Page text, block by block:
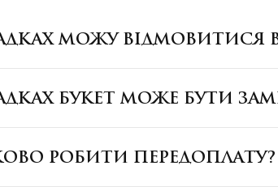
МОЖУ ВІДМОВИТИСЯ
БУКЕТ МОЖЕ БУТИ
РОБИТИ ПЕРЕДОПЛАТУ?